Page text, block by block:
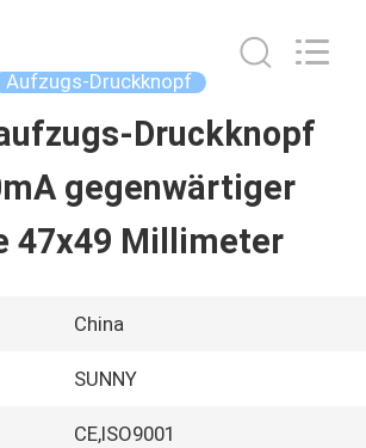
Aufzugs-Druckknopf
Druckknopf
gegenwärtiger
47x49 Millimeter
China
SUNNY
CE,ISO9001